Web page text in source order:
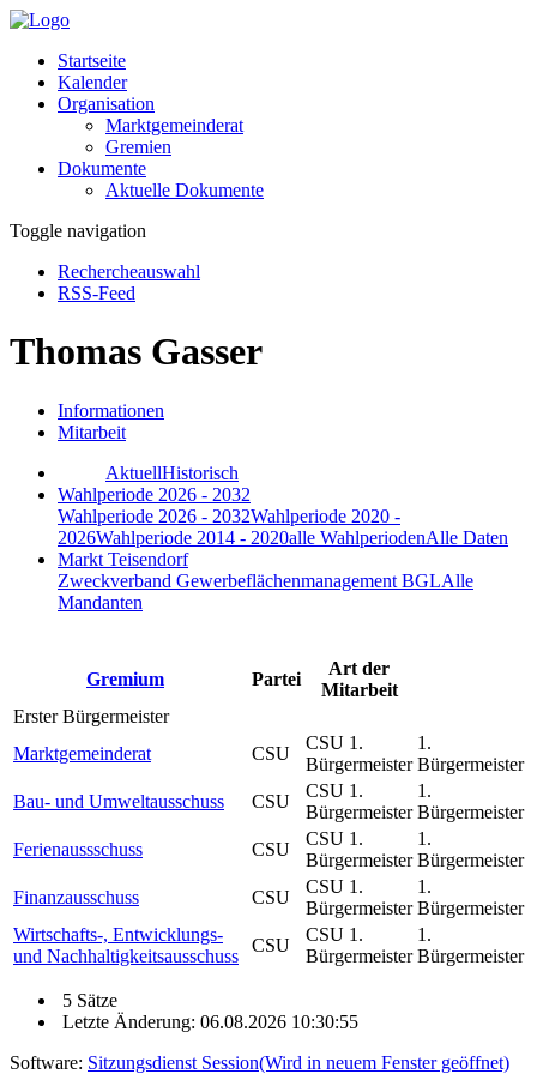
Startseite
Kalender
Organisation
Marktgemeinderat
Gremien
Dokumente
Aktuelle Dokumente
Toggle navigation
Rechercheauswahl
RSS-Feed
Thomas Gasser
Informationen
Mitarbeit
AktuellHistorisch
Wahlperiode 2026 - 2032
Wahlperiode 2026 - 2032Wahlperiode 2020 -
2026Wahlperiode 2014 - 2020alle WahlperiodenAlle Daten
Markt Teisendorf
Zweckverband Gewerbeflächenmanagement BGLAlle
Mandanten
Gremium Partei
Art der
Mitarbeit
Erster Bürgermeister
Marktgemeinderat
CSU
CSU 1.
Bürgermeister
1.
Bürgermeister
Bau- und Umweltausschuss
CSU
CSU 1.
Bürgermeister
1.
Bürgermeister
Ferienaussschuss
CSU
CSU 1.
Bürgermeister
1.
Bürgermeister
Finanzausschuss
CSU
CSU 1.
Bürgermeister
1.
Bürgermeister
Wirtschafts-, Entwicklungs-
und Nachhaltigkeitsausschuss
CSU
CSU 1.
Bürgermeister
1.
Bürgermeister
5 Sätze
Letzte Änderung: 06.08.2026 10:30:55
Software: Sitzungsdienst Session(Wird in neuem Fenster geöffnet)